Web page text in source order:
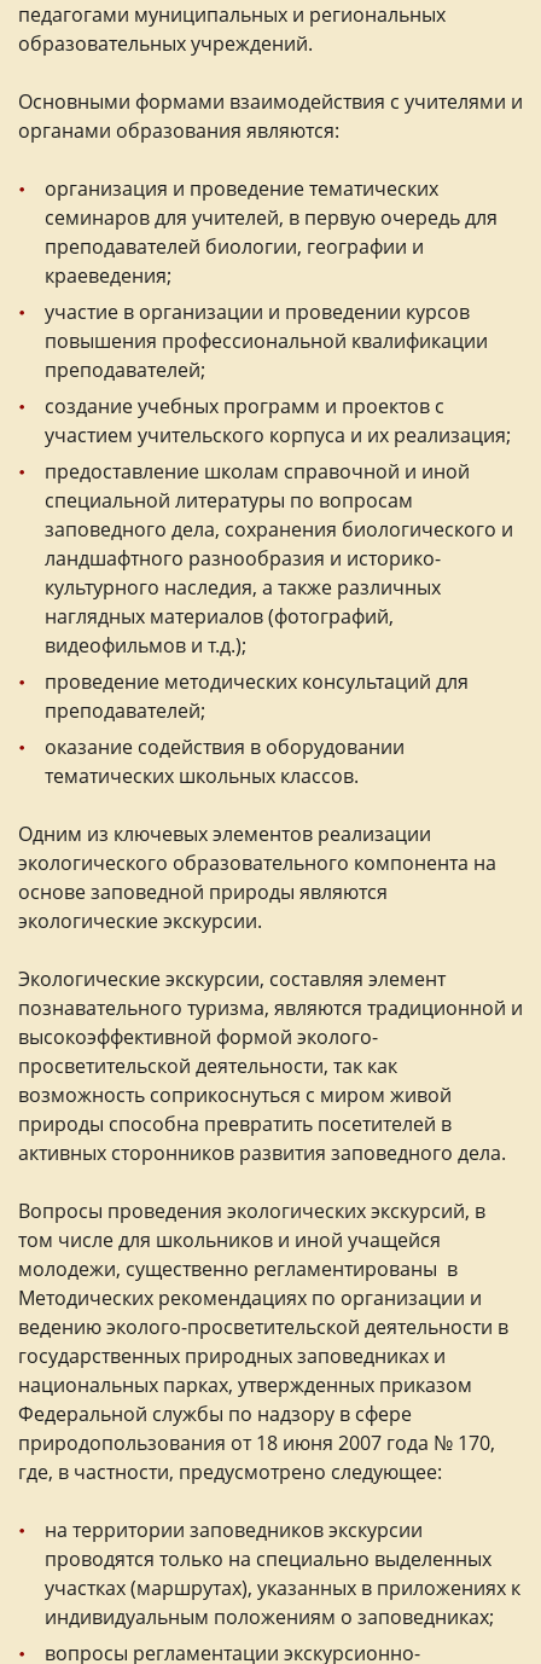
педагогами муниципальных и региональных
образовательных учреждений.
Основными формами взаимодействия с учителями и
органами образования являются:
организация и проведение тематических
семинаров для учителей, в первую очередь для
преподавателей биологии, географии и
краеведения;
участие в организации и проведении курсов
повышения профессиональной квалификации
преподавателей;
создание учебных программ и проектов с
участием учительского корпуса и их реализация;
предоставление школам справочной и иной
специальной литературы по вопросам
заповедного дела, сохранения биологического и
ландшафтного разнообразия и историко-
культурного наследия, а также различных
наглядных материалов (фотографий,
видеофильмов и т.д.);
проведение методических консультаций для
преподавателей;
оказание содействия в оборудовании
тематических школьных классов.
Одним из ключевых элементов реализации
экологического образовательного компонента на
основе заповедной природы являются
экологические экскурсии.
Экологические экскурсии, составляя элемент
познавательного туризма, являются традиционной и
высокоэффективной формой эколого-
просветительской деятельности, так как
возможность соприкоснуться с миром живой
природы способна превратить посетителей в
активных сторонников развития заповедного дела.
Вопросы проведения экологических экскурсий, в
том числе для школьников и иной учащейся
молодежи, существенно регламентированы в
Методических рекомендациях по организации и
ведению эколого-просветительской деятельности в
государственных природных заповедниках и
национальных парках, утвержденных приказом
Федеральной службы по надзору в сфере
природопользования от 18 июня 2007 года № 170,
где, в частности, предусмотрено следующее:
на территории заповедников экскурсии
проводятся только на специально выделенных
участках (маршрутах), указанных в приложениях к
индивидуальным положениям о заповедниках;
вопросы регламентации экскурсионно-